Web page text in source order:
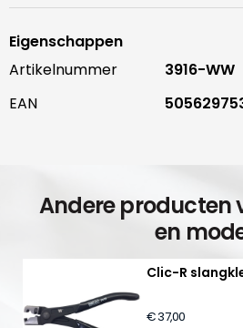
Eigenschappen
Artikelnummer
3916-WW
EAN
Andere producten
en
Clic-R
€ 37,00